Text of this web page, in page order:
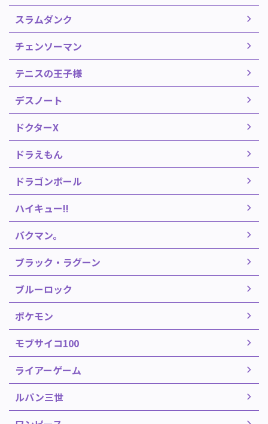
スラムダンク
チェンソーマン
テニスの王子様
デスノート
ドクターX
ドラえもん
ドラゴンボール
ハイキュー!!
バクマン。
ブラック・ラグーン
ブルーロック
ポケモン
モブサイコ100
ライアーゲーム
ルパン三世